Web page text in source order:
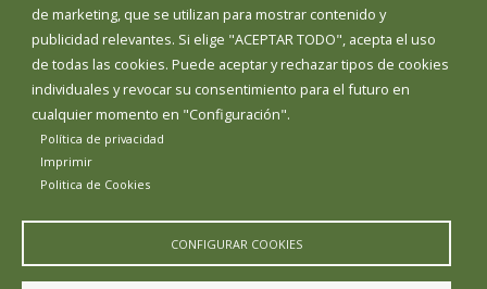
de marketing, que se utilizan para mostrar contenido y
publicidad relevantes. Si elige "ACEPTAR TODO", acepta el uso
de todas las cookies. Puede aceptar y rechazar tipos de cookies
individuales y revocar su consentimiento para el futuro en
cualquier momento en "Configuración".
Política de privacidad
Imprimir
Politica de Cookies
CONFIGURAR COOKIES
Diputación de Burgos
Aviso Legal